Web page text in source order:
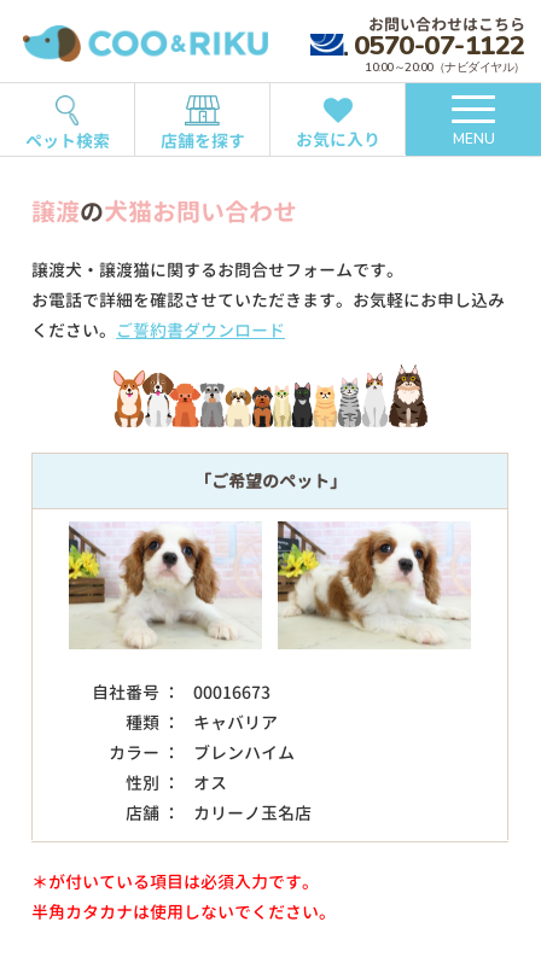
お問い合わせはこちら
0570-07-1122
10:00～20:00（ナビダイヤル）
ペット検索 店舗を探す お気に入り MENU
譲渡の犬猫お問い合わせ
譲渡犬・譲渡猫に関するお問合せフォームです。
お電話で詳細を確認させていただきます。お気軽にお申し込み
ください。 ご誓約書ダウンロード
「ご希望のペット」
自社番号 ：
00016673
種類 ：
キャバリア
カラー ：
ブレンハイム
性別 ：
オス
店舗 ：
カリーノ玉名店
＊が付いている項目は必須入力です。
半角カタカナは使用しないでください。